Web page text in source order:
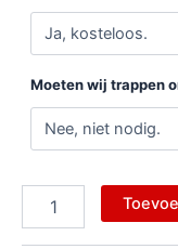
Moeten wij trappen